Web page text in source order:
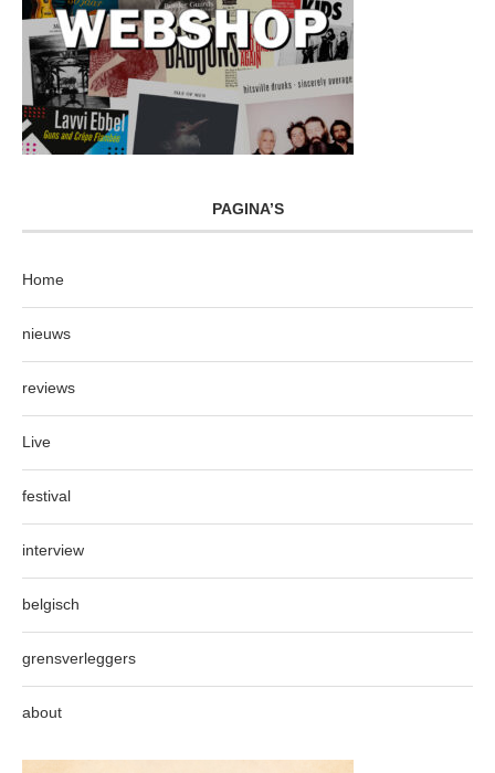
PAGINA’S
Home
nieuws
reviews
Live
festival
interview
belgisch
grensverleggers
about